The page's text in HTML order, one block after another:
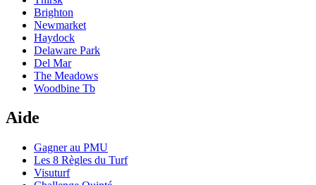
Brighton
Newmarket
Haydock
Delaware Park
Del Mar
The Meadows
Woodbine Tb
Aide
Gagner au PMU
Les 8 Règles du Turf
Visuturf